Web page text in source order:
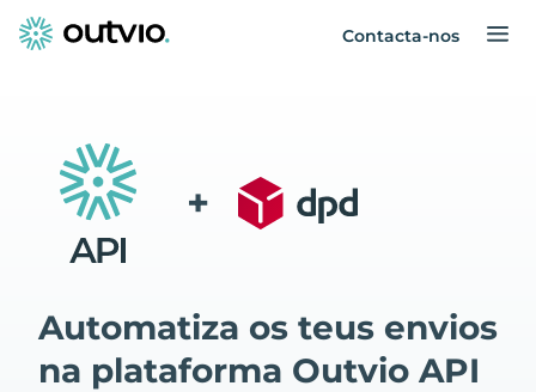
Contacta-nos
+
Automatiza os teus envios
na plataforma Outvio API